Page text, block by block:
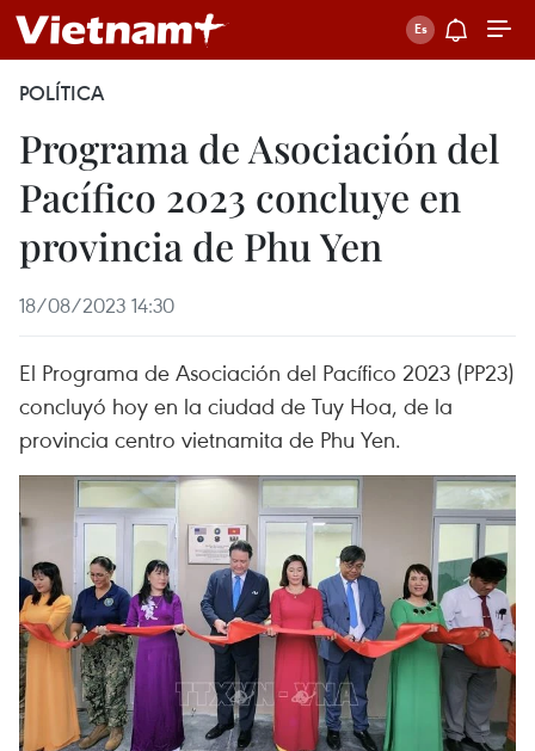
POLÍTICA
Programa de Asociación del
Pacífico 2023 concluye en
provincia de Phu Yen
18/08/2023 14:30
El Programa de Asociación del Pacífico 2023 (PP23)
concluyó hoy en la ciudad de Tuy Hoa, de la
provincia centro vietnamita de Phu Yen.